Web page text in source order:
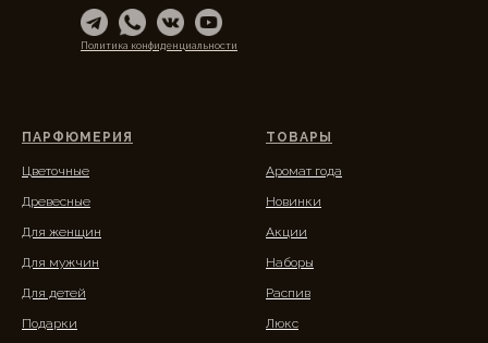
Политика конфиденциальности
ПАРФЮМЕРИЯ
Цветочные
Древесные
Для женщин
Для мужчин
Для детей
Подарки
ТОВАРЫ
Аромат года
Новинки
Акции
Наборы
Распив
Люкс